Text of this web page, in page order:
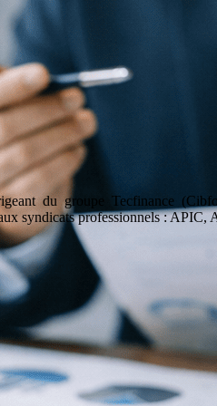
du groupe Tecfinance
syndicats professionnels : APIC,